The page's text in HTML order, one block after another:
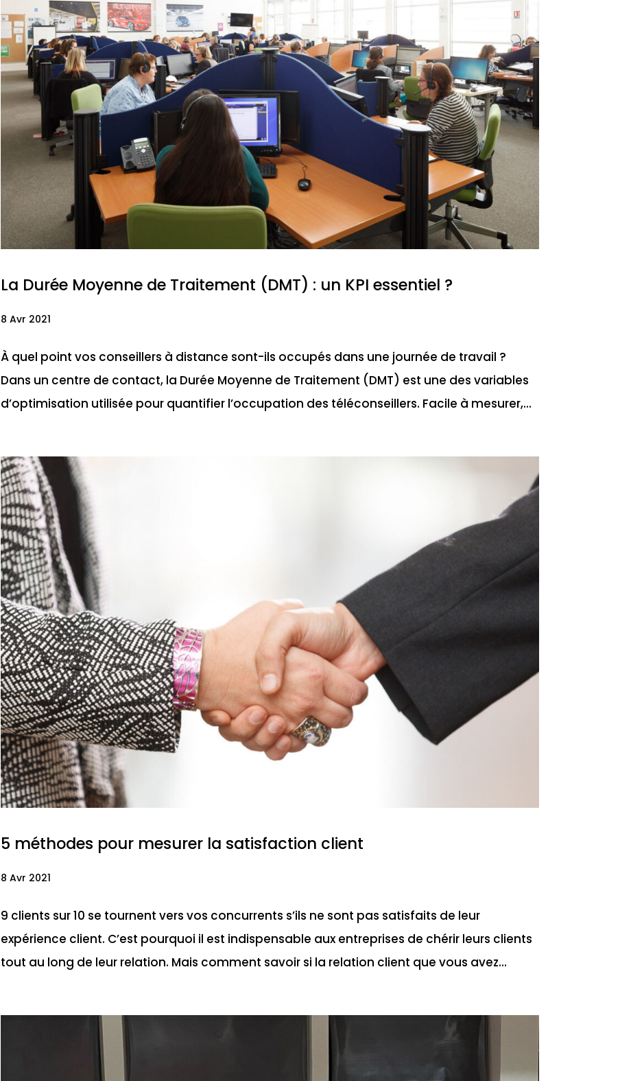
La Durée Moyenne de Traitement (DMT) : un KPI essentiel ?
8 Avr 2021
À quel point vos conseillers à distance sont-ils occupés dans une journée de travail ?
Dans un centre de contact, la Durée Moyenne de Traitement (DMT) est une des variables
d’optimisation utilisée pour quantifier l’occupation des téléconseillers. Facile à mesurer,...
5 méthodes pour mesurer la satisfaction client
8 Avr 2021
9 clients sur 10 se tournent vers vos concurrents s’ils ne sont pas satisfaits de leur
expérience client. C’est pourquoi il est indispensable aux entreprises de chérir leurs clients
tout au long de leur relation. Mais comment savoir si la relation client que vous avez...